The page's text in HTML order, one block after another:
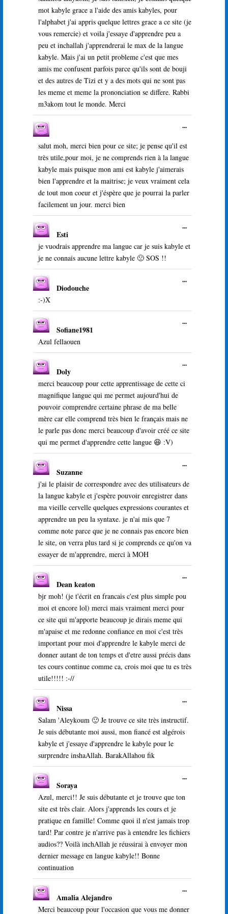
livre
d’or
mot kabyle grace a l'aide des amis kabyles, pour
l'alphabet j'ai appris quelque lettres grace a ce site (je
vous remercie) et voila j'essaye d'apprendre peu a
peu et inchallah j'apprendrerai le max de la langue
kabyle. Mais j'ai un petit probleme c'est que mes
amis me confusent parfois parce qu'ils sont de bouji
et des autres de Tizi et y a des mots qui ne sont pas
les meme et meme la prononciation se differe. Rabbi
m3akom tout le monde. Merci
salut moh, merci bien pour ce site; je pense qu'il est
très utile,pour moi, je ne comprends rien à la langue
kabyle mais puisque mon ami est kabyle j'aimerais
bien l'apprendre et la maitrise; je veux vraiment cela
de tout mon coeur et j'éspère que je pourrai la parler
facilement un jour. merci bien
...Ouvrir/
boîte
méta.
Esti
je vuodrais apprendre ma langue car je suis kabyle et
je ne connais aucune lettre kabyle 🙁 SOS !!
...Ouvrir/
boîte
Diodouche
:-)X
...Ouvrir/
méta.
Sofiane1981
Azul fellaouen
...Ouvrir/
méta.
Doly
merci beaucoup pour cette apprentissage de cette ci
magnifique langue qui me permet aujourd'hui de
pouvoir comprendre certaine phrase de ma belle
mère car elle comprend très bien le français mais ne
le parle pas donc merci beaucoup d'avoir créé ce site
qui me permet d'apprendre cette langue 😆 :V)
...Ouvrir/
Suzanne
j'ai le plaisir de correspondre avec des utilisateurs de
la langue kabyle et j'espère pouvoir enregistrer dans
ma vieille cervelle quelques expressions courantes et
apprendre un peu la syntaxe. je n'ai mis que 7
comme note parce que je ne connais pas encore bien
le site, on verra plus tard si je comprends ce qu'on va
essayer de m'apprendre, merci à MOH
...Ouvrir/
boîte
méta.
Dean keaton
bjr moh! (je t'écrit en francais c'est plus simple pou
moi et encore lol) merci mais vraiment merci pour
ce site qui m'apporte beaucoup je dirais meme qui
m'apaise et me redonne confiance en moi c'est très
important pour moi d'apprendre le kabyle merci de
donner autant de ton temps et d'etre aussi précis dans
tes cours continue comme ca, crois moi que tu es très
utile!!!!! :-//
...Ouvrir/
Nissa
Salam 'Aleykoum 🙂 Je trouve ce site très instructif.
Je suis débutante moi aussi, mon fiancé est algérois
kabyle et j'essaye d'apprendre le kabyle pour le
surprendre inshaAllah. BarakAllahou fik
...Ouvrir/
boîte
Soraya
Azul, merci!! Je suis débutante et je trouve que ton
site est très clair. Alors j'apprends les cours et je
pratique en famille! Comme quoi il n'est jamais trop
tard! Par contre je n'arrive pas à entendre les fichiers
audios?? Voilà inchAllah je réussirai à envoyer mon
dernier message en langue kabyle!! Bonne
continuation
...Ouvrir/
Amalia Alejandro
Merci beaucoup pour l'occasion que vous me donner
...Ouvrir/
boîte